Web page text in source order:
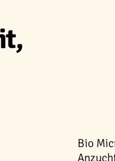
Bio